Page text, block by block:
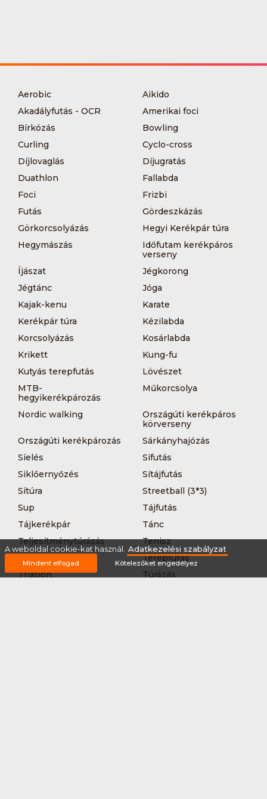
Aerobic
Aikido
Akadályfutás - OCR
Amerikai foci
Bírkózás
Bowling
Curling
Cyclo-cross
Díjlovaglás
Díjugratás
Duathlon
Fallabda
Foci
Frizbi
Futás
Gördeszkázás
Görkorcsolyázás
Hegyi Kerékpár túra
Hegymászás
Időfutam kerékpáros
verseny
Íjászat
Jégkorong
Jégtánc
Jóga
Kajak-kenu
Karate
Kerékpár túra
Kézilabda
Korcsolyázás
Kosárlabda
Krikett
Kung-fu
Kutyás terepfutás
Lövészet
MTB-
hegyikerékpározás
Műkorcsolya
Nordic walking
Országúti kerékpáros
körverseny
Országúti kerékpározás
Sárkányhajózás
Síelés
Sífutás
Siklőernyőzés
Sítájfutás
Sítúra
Streetball (3*3)
Sup
Tájfutás
Tájkerékpár
Tánc
Teljesítménytúrázás
Tenisz
Terepfutás
Triatlon
Túrázás
A weboldal cookie-kat használ. Adatkezelési szabályzat
Mindent elfogad Kötelezőket engedélyez